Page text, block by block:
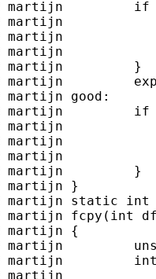
martijn
martijn
martijn
martijn
martijn
martijn
martijn
martijn
martijn
martijn
martijn
martijn
martijn
martijn
martijn
martijn
martijn
martijn
martijn